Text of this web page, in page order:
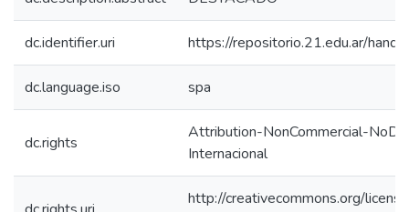
dc.identifier.uri https://repositorio.21.edu.ar/
dc.language.iso spa
dc.rights
Attribution-NonCommercial-
Internacional
http://creativecommons.org/